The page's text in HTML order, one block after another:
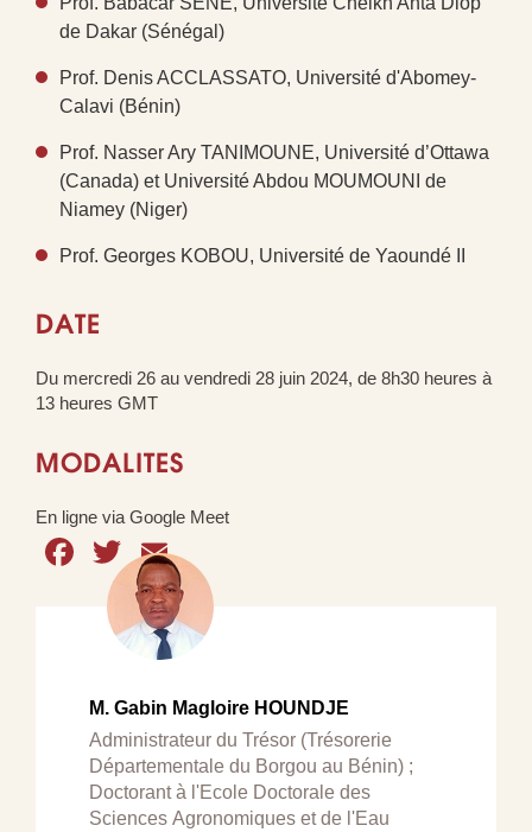
de Dakar (Sénégal)
Prof. Denis ACCLASSATO, Université d'Abomey-
Calavi (Bénin)
Prof. Nasser Ary TANIMOUNE, Université d’Ottawa
(Canada) et Université Abdou MOUMOUNI de
Niamey (Niger)
Prof. Georges KOBOU, Université de Yaoundé II
DATE
Du mercredi 26 au vendredi 28 juin 2024, de 8h30 heures à
13 heures GMT
MODALITES
En ligne via Google Meet
Facebook
Twitter
Email
M. Gabin Magloire HOUNDJE
Administrateur du Trésor (Trésorerie
Départementale du Borgou au Bénin) ;
Doctorant à l'Ecole Doctorale des
Sciences Agronomiques et de l'Eau